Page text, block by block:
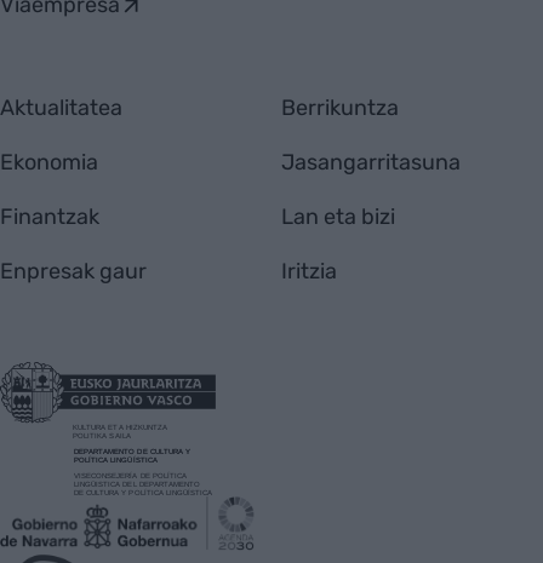
Viaempresa
Aktualitatea
Ekonomia
Finantzak
Enpresak gaur
Berrikuntza
Jasangarritasuna
Lan eta bizi
Iritzia